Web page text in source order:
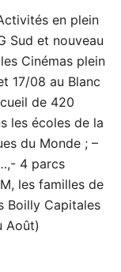
en plein
Sud et nouveau
Cinémas plein
17/08 au Blanc
de 420
les écoles de la
du Monde ; –
4 parcs
les familles de
Boilly Capitales
Août)